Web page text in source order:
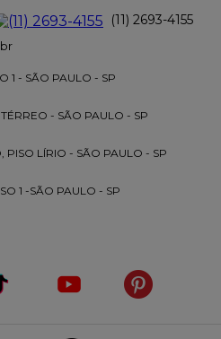
(11) 2693-4155
1 - SÃO PAULO - SP
- SÃO PAULO - SP
PISO LÍRIO - SÃO PAULO - SP
1 -SÃO PAULO - SP